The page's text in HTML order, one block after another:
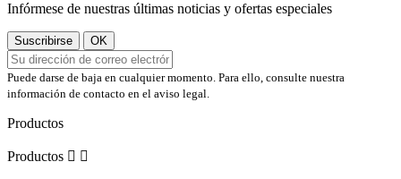
Infórmese de nuestras últimas noticias y ofertas especiales
Puede darse de baja en cualquier momento. Para ello, consulte nuestra
información de contacto en el aviso legal.
Productos
Productos  